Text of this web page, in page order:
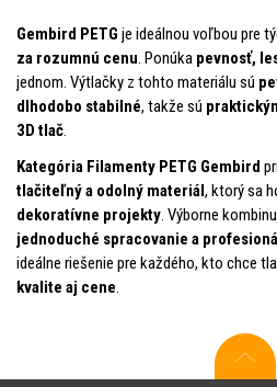
Gembird PETG je ideálnou voľbou pre
za rozumnú cenu. Ponúka pevnosť,
jednom. Výtlačky z tohto materiálu sú
dlhodobo stabilné, takže sú
3D tlač.
Kategória Filamenty PETG Gembird
tlačiteľný a odolný materiál, ktorý sa
dekoratívne projekty. Výborne
jednoduché spracovanie a
ideálne riešenie pre každého, kto chce
kvalite aj cene.